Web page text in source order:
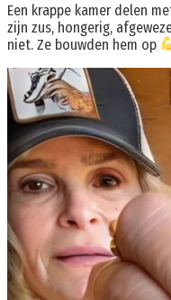
Een krappe kamer delen
zijn zus, hongerig,
niet. Ze bouwden hem op